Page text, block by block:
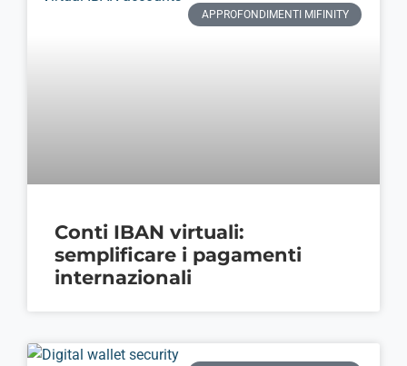
APPROFONDIMENTI MIFINITY
Conti IBAN virtuali:
semplificare i pagamenti
internazionali